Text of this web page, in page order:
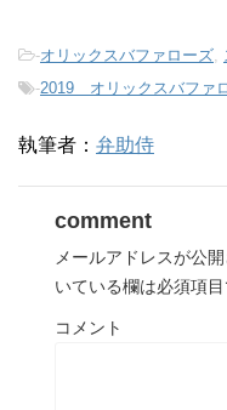
-オリックスバファローズ
-2019 オリックスバフ
執筆者： 弁助侍
comment
メールアドレスが公
いている欄は必須項
コメント